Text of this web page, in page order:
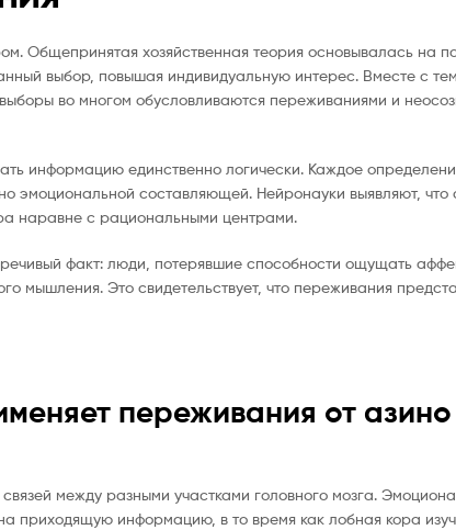
Общепринятая хозяйственная теория основывалась на
выбор, повышая индивидуальную интерес. Вместе с тем
во многом обусловливаются переживаниями и
информацию единственно логически. Каждое
эмоциональной составляющей. Нейронауки выявляют, что
наравне с рациональными центрами.
факт: люди, потерявшие способности ощущать
мышления. Это свидетельствует, что переживания
переживания от азино
между разными участками головного мозга.
приходящую информацию, в то время как лобная кора